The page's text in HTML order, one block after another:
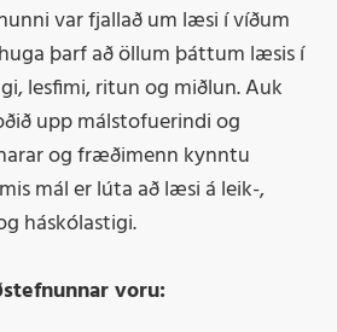
var fjallað um læsi í víðum
þarf að öllum þáttum læsis í
lesfimi, ritun og miðlun. Auk
upp málstofuerindi og
og fræðimenn kynntu
mál er lúta að læsi á leik-,
háskólastigi.
voru: